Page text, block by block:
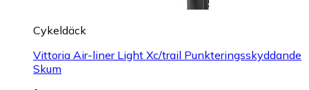
Cykeldäck
Vittoria Air-liner Light Xc/trail Punkteringsskyddande
Skum